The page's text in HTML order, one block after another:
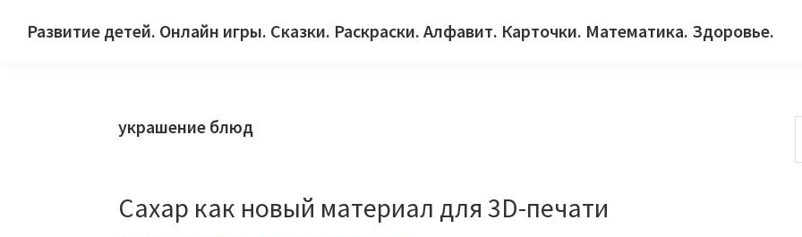
Развитие детей. Онлайн игры. Сказки. Раскраски. Алфавит. Карточки. Математика. Здоровье.
украшение блюд
Сахар как новый материал для 3D-печати